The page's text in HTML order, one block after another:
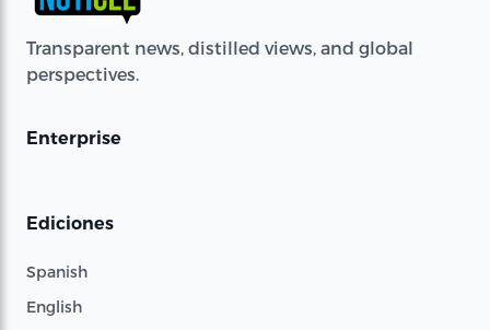
Transparent news, distilled views, and global
perspectives.
Enterprise
Ediciones
Spanish
English